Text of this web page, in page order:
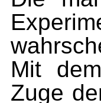
Mit
Zuge